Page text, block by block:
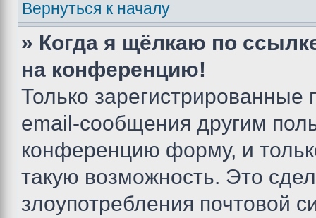
Вернуться к началу
» Когда я щёлкаю по
на конференцию!
Только зарегистрированные
email-сообщения другим
конференцию форму, и
такую возможность. Это
злоупотребления почтовой